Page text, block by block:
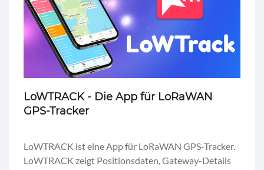
LoWTRACK - Die App für LoRaWAN
GPS-Tracker
LoWTRACK ist eine App für LoRaWAN GPS-Tracker.
LoWTRACK zeigt Positionsdaten, Gateway-Details